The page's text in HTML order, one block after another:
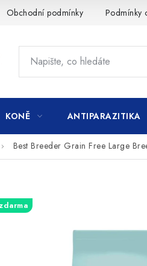
Obchodní podmínky Podmínky
KONĚ ANTIPARAZITIKA
Best Breeder Grain Free Large